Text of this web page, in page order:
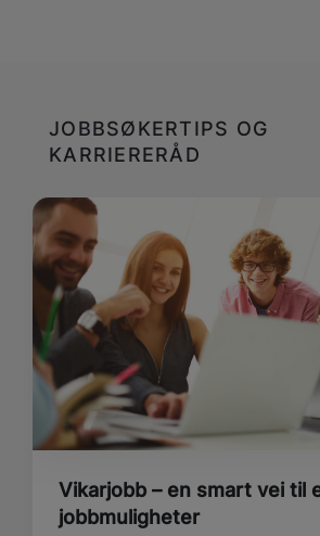
JOBBSØKERTIPS OG
KARRIERERÅD
Vikarjobb – en smart vei til
jobbmuligheter